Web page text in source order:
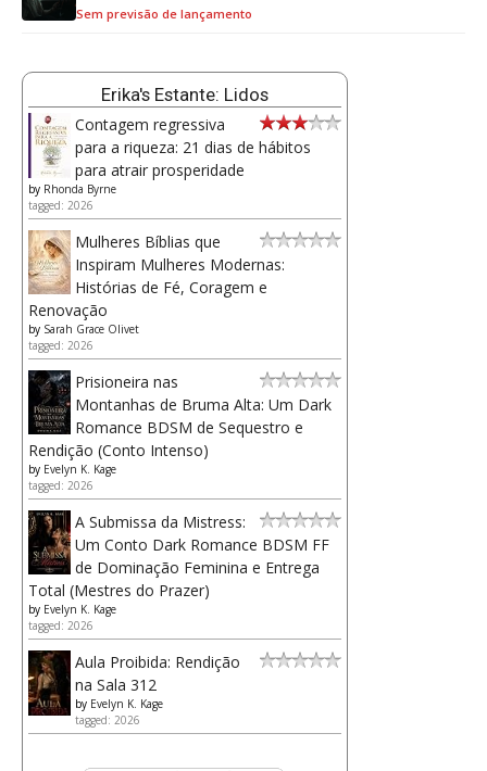
Sem previsão de lançamento
Erika's Estante: Lidos
Contagem regressiva
para a riqueza: 21 dias de hábitos
para atrair prosperidade
by Rhonda Byrne
tagged: 2026
Mulheres Bíblias que
Inspiram Mulheres Modernas:
Histórias de Fé, Coragem e
Renovação
by Sarah Grace Olivet
tagged: 2026
Prisioneira nas
Montanhas de Bruma Alta: Um Dark
Romance BDSM de Sequestro e
Rendição (Conto Intenso)
by Evelyn K. Kage
tagged: 2026
A Submissa da Mistress:
Um Conto Dark Romance BDSM FF
de Dominação Feminina e Entrega
Total (Mestres do Prazer)
by Evelyn K. Kage
tagged: 2026
Aula Proibida: Rendição
na Sala 312
by Evelyn K. Kage
tagged: 2026